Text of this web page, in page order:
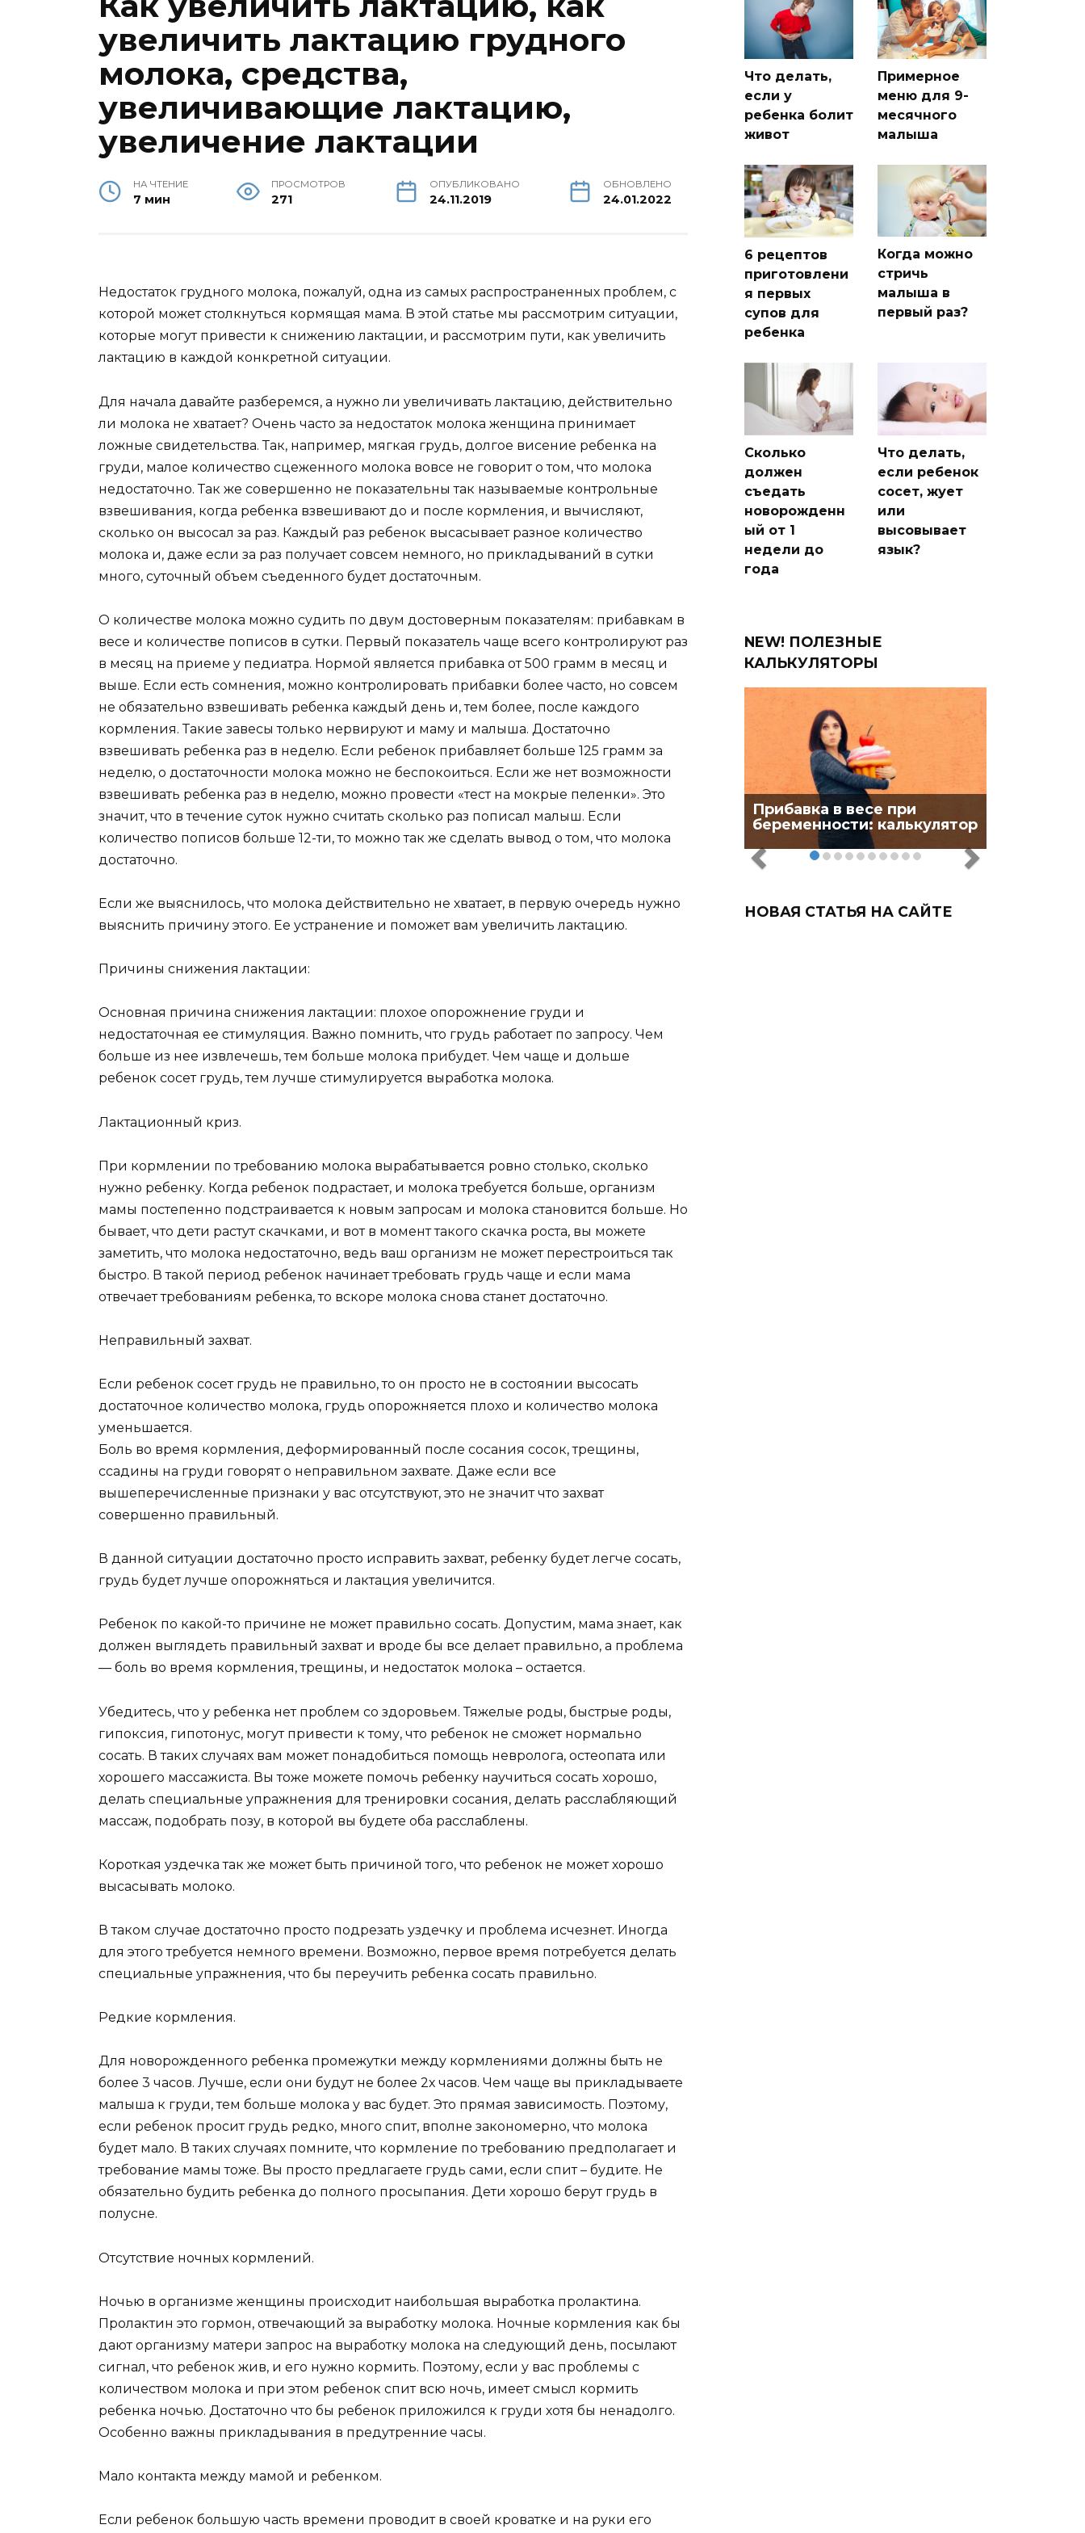
увеличить лактацию грудного
молока, средства,
увеличивающие лактацию,
увеличение лактации
НА ЧТЕНИЕ
7 мин
ПРОСМОТРОВ
271
ОПУБЛИКОВАНО
24.11.2019
ОБНОВЛЕНО
24.01.2022
Недостаток грудного молока, пожалуй, одна из самых распространенных проблем, с
которой может столкнуться кормящая мама. В этой статье мы рассмотрим ситуации,
которые могут привести к снижению лактации, и рассмотрим пути, как увеличить
лактацию в каждой конкретной ситуации.
Для начала давайте разберемся, а нужно ли увеличивать лактацию, действительно
ли молока не хватает? Очень часто за недостаток молока женщина принимает
ложные свидетельства. Так, например, мягкая грудь, долгое висение ребенка на
груди, малое количество сцеженного молока вовсе не говорит о том, что молока
недостаточно. Так же совершенно не показательны так называемые контрольные
взвешивания, когда ребенка взвешивают до и после кормления, и вычисляют,
сколько он высосал за раз. Каждый раз ребенок высасывает разное количество
молока и, даже если за раз получает совсем немного, но прикладываний в сутки
много, суточный объем съеденного будет достаточным.
О количестве молока можно судить по двум достоверным показателям: прибавкам в
весе и количестве пописов в сутки. Первый показатель чаще всего контролируют раз
в месяц на приеме у педиатра. Нормой является прибавка от 500 грамм в месяц и
выше. Если есть сомнения, можно контролировать прибавки более часто, но совсем
не обязательно взвешивать ребенка каждый день и, тем более, после каждого
кормления. Такие завесы только нервируют и маму и малыша. Достаточно
взвешивать ребенка раз в неделю. Если ребенок прибавляет больше 125 грамм за
неделю, о достаточности молока можно не беспокоиться. Если же нет возможности
взвешивать ребенка раз в неделю, можно провести «тест на мокрые пеленки». Это
значит, что в течение суток нужно считать сколько раз пописал малыш. Если
количество пописов больше 12-ти, то можно так же сделать вывод о том, что молока
достаточно.
Если же выяснилось, что молока действительно не хватает, в первую очередь нужно
выяснить причину этого. Ее устранение и поможет вам увеличить лактацию.
Причины снижения лактации:
Основная причина снижения лактации: плохое опорожнение груди и
недостаточная ее стимуляция. Важно помнить, что грудь работает по запросу. Чем
больше из нее извлечешь, тем больше молока прибудет. Чем чаще и дольше
ребенок сосет грудь, тем лучше стимулируется выработка молока.
Лактационный криз.
При кормлении по требованию молока вырабатывается ровно столько, сколько
нужно ребенку. Когда ребенок подрастает, и молока требуется больше, организм
мамы постепенно подстраивается к новым запросам и молока становится больше. Но
бывает, что дети растут скачками, и вот в момент такого скачка роста, вы можете
заметить, что молока недостаточно, ведь ваш организм не может перестроиться так
быстро. В такой период ребенок начинает требовать грудь чаще и если мама
отвечает требованиям ребенка, то вскоре молока снова станет достаточно.
Неправильный захват.
Если ребенок сосет грудь не правильно, то он просто не в состоянии высосать
достаточное количество молока, грудь опорожняется плохо и количество молока
уменьшается.
Боль во время кормления, деформированный после сосания сосок, трещины,
ссадины на груди говорят о неправильном захвате. Даже если все
вышеперечисленные признаки у вас отсутствуют, это не значит что захват
совершенно правильный.
В данной ситуации достаточно просто исправить захват, ребенку будет легче сосать,
грудь будет лучше опорожняться и лактация увеличится.
Ребенок по какой-то причине не может правильно сосать. Допустим, мама знает, как
должен выглядеть правильный захват и вроде бы все делает правильно, а проблема
— боль во время кормления, трещины, и недостаток молока – остается.
Убедитесь, что у ребенка нет проблем со здоровьем. Тяжелые роды, быстрые роды,
гипоксия, гипотонус, могут привести к тому, что ребенок не сможет нормально
сосать. В таких случаях вам может понадобиться помощь невролога, остеопата или
хорошего массажиста. Вы тоже можете помочь ребенку научиться сосать хорошо,
делать специальные упражнения для тренировки сосания, делать расслабляющий
массаж, подобрать позу, в которой вы будете оба расслаблены.
Короткая уздечка так же может быть причиной того, что ребенок не может хорошо
высасывать молоко.
В таком случае достаточно просто подрезать уздечку и проблема исчезнет. Иногда
для этого требуется немного времени. Возможно, первое время потребуется делать
специальные упражнения, что бы переучить ребенка сосать правильно.
Редкие кормления.
Для новорожденного ребенка промежутки между кормлениями должны быть не
более 3 часов. Лучше, если они будут не более 2х часов. Чем чаще вы прикладываете
малыша к груди, тем больше молока у вас будет. Это прямая зависимость. Поэтому,
если ребенок просит грудь редко, много спит, вполне закономерно, что молока
будет мало. В таких случаях помните, что кормление по требованию предполагает и
требование мамы тоже. Вы просто предлагаете грудь сами, если спит – будите. Не
обязательно будить ребенка до полного просыпания. Дети хорошо берут грудь в
полусне.
Отсутствие ночных кормлений.
Ночью в организме женщины происходит наибольшая выработка пролактина.
Пролактин это гормон, отвечающий за выработку молока. Ночные кормления как бы
дают организму матери запрос на выработку молока на следующий день, посылают
сигнал, что ребенок жив, и его нужно кормить. Поэтому, если у вас проблемы с
количеством молока и при этом ребенок спит всю ночь, имеет смысл кормить
ребенка ночью. Достаточно что бы ребенок приложился к груди хотя бы ненадолго.
Особенно важны прикладывания в предутренние часы.
Мало контакта между мамой и ребенком.
Если ребенок большую часть времени проводит в своей кроватке и на руки его
Что делать,
если у
ребенка болит
живот
Примерное
меню для 9-
месячного
малыша
6 рецептов
приготовлени
я первых
супов для
ребенка
Когда можно
стричь
малыша в
первый раз?
Сколько
должен
съедать
новорожденн
ый от 1
недели до
года
Что делать,
если ребенок
сосет, жует
или
высовывает
язык?
NEW! ПОЛЕЗНЫЕ
КАЛЬКУЛЯТОРЫ
Прибавка в весе при
беременности: калькулятор
НОВАЯ СТАТЬЯ НА САЙТЕ